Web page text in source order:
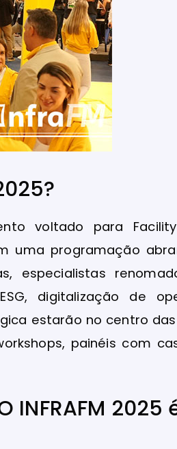
voltado para
uma programação
especialistas
digitalização de
estarão no centro das
painéis com
INFRAFM 2025